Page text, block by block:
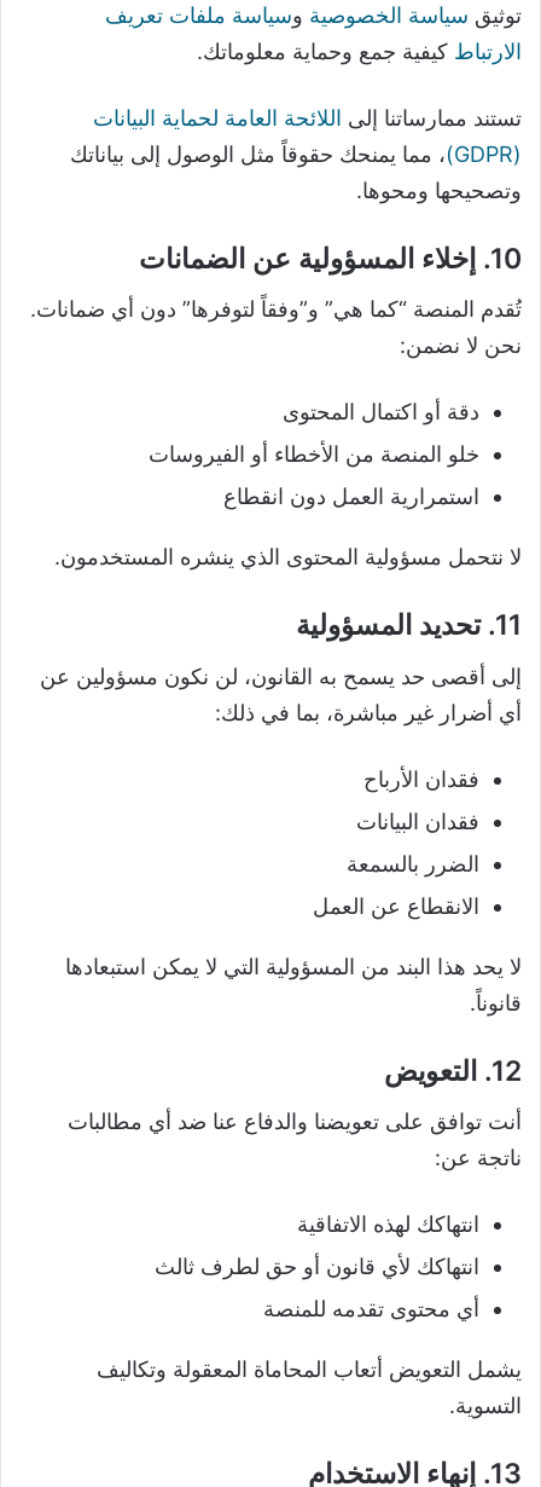
توثيق سياسة الخصوصية وسياسة ملفات تعريف
الارتباط كيفية جمع وحماية معلوماتك.
تستند ممارساتنا إلى اللائحة العامة لحماية البيانات
(GDPR)
، مما يمنحك حقوقاً مثل الوصول إلى بياناتك
وتصحيحها ومحوها.
10. إخلاء المسؤولية عن الضمانات
تُقدم المنصة “كما هي” و”وفقاً لتوفرها” دون أي ضمانات.
نحن لا نضمن:
دقة أو اكتمال المحتوى
خلو المنصة من الأخطاء أو الفيروسات
استمرارية العمل دون انقطاع
لا نتحمل مسؤولية المحتوى الذي ينشره المستخدمون.
11. تحديد المسؤولية
إلى أقصى حد يسمح به القانون، لن نكون مسؤولين عن
أي أضرار غير مباشرة، بما في ذلك:
فقدان الأرباح
فقدان البيانات
الضرر بالسمعة
الانقطاع عن العمل
لا يحد هذا البند من المسؤولية التي لا يمكن استبعادها
قانوناً.
12. التعويض
أنت توافق على تعويضنا والدفاع عنا ضد أي مطالبات
ناتجة عن:
انتهاكك لهذه الاتفاقية
انتهاكك لأي قانون أو حق لطرف ثالث
أي محتوى تقدمه للمنصة
يشمل التعويض أتعاب المحاماة المعقولة وتكاليف
التسوية.
13. إنهاء الاستخدام